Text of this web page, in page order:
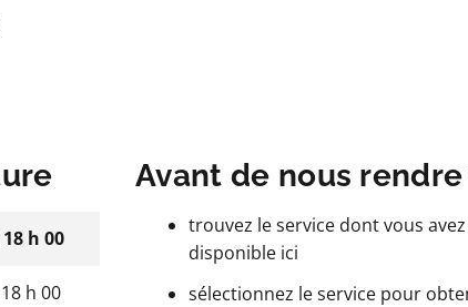
18 h 00
18 h 00
Avant de nous
trouvez le service dont vous
disponible ici
sélectionnez le service pour